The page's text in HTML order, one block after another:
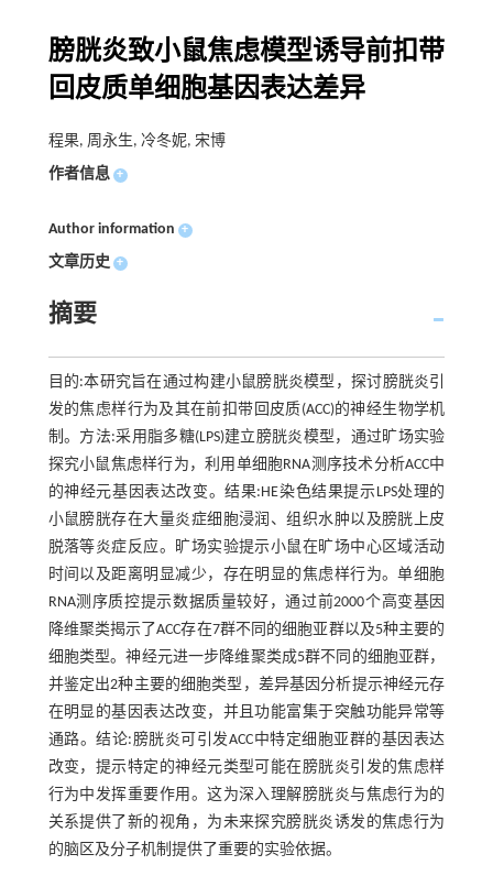
膀胱炎致小鼠焦虑模型诱导前扣带
回皮质单细胞基因表达差异
程果, 周永生, 冷冬妮, 宋博
作者信息 +
Author information +
文章历史 +
摘要
目的:本研究旨在通过构建小鼠膀胱炎模型，探讨膀胱炎引
发的焦虑样行为及其在前扣带回皮质(ACC)的神经生物学机
制。方法:采用脂多糖(LPS)建立膀胱炎模型，通过旷场实验
探究小鼠焦虑样行为，利用单细胞RNA测序技术分析ACC中
的神经元基因表达改变。结果:HE染色结果提示LPS处理的
小鼠膀胱存在大量炎症细胞浸润、组织水肿以及膀胱上皮
脱落等炎症反应。旷场实验提示小鼠在旷场中心区域活动
时间以及距离明显减少，存在明显的焦虑样行为。单细胞
RNA测序质控提示数据质量较好，通过前2000个高变基因
降维聚类揭示了ACC存在7群不同的细胞亚群以及5种主要的
细胞类型。神经元进一步降维聚类成5群不同的细胞亚群，
并鉴定出2种主要的细胞类型，差异基因分析提示神经元存
在明显的基因表达改变，并且功能富集于突触功能异常等
通路。结论:膀胱炎可引发ACC中特定细胞亚群的基因表达
改变，提示特定的神经元类型可能在膀胱炎引发的焦虑样
行为中发挥重要作用。这为深入理解膀胱炎与焦虑行为的
关系提供了新的视角，为未来探究膀胱炎诱发的焦虑行为
的脑区及分子机制提供了重要的实验依据。